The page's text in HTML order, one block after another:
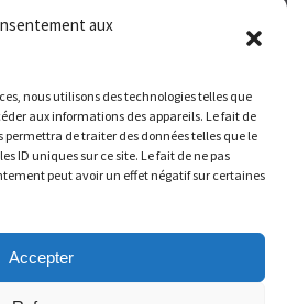
aux
nous utilisons des technologies telles que
aux informations des appareils. Le fait de
permettra de traiter des données telles que le
ID uniques sur ce site. Le fait de ne pas
peut avoir un effet négatif sur certaines
Accepter
Villeneuve les Avignon
12h et de 14h à 17h – Samedi de 9H